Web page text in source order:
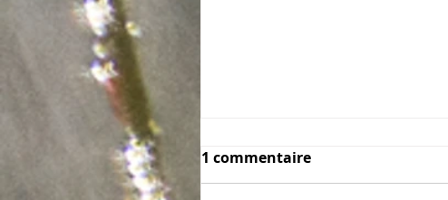
1 commentaire